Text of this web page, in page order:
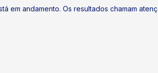
em andamento. Os resultados chamam